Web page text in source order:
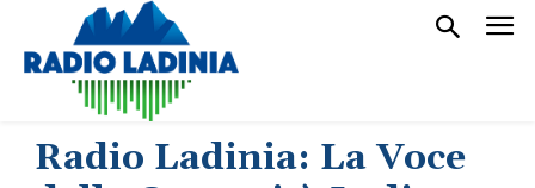
Radio Ladinia: La Voce